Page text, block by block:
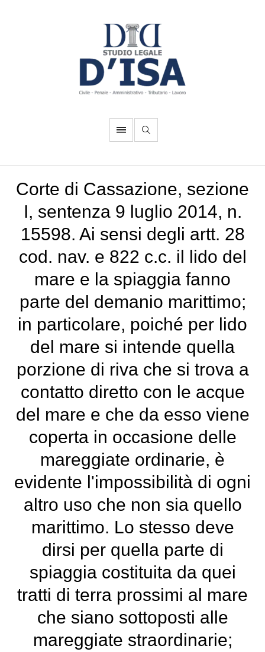
Corte di Cassazione, sezione
I, sentenza 9 luglio 2014, n.
15598. Ai sensi degli artt. 28
cod. nav. e 822 c.c. il lido del
mare e la spiaggia fanno
parte del demanio marittimo;
in particolare, poiché per lido
del mare si intende quella
porzione di riva che si trova a
contatto diretto con le acque
del mare e che da esso viene
coperta in occasione delle
mareggiate ordinarie, è
evidente l'impossibilità di ogni
altro uso che non sia quello
marittimo. Lo stesso deve
dirsi per quella parte di
spiaggia costituita da quei
tratti di terra prossimi al mare
che siano sottoposti alle
mareggiate straordinarie;